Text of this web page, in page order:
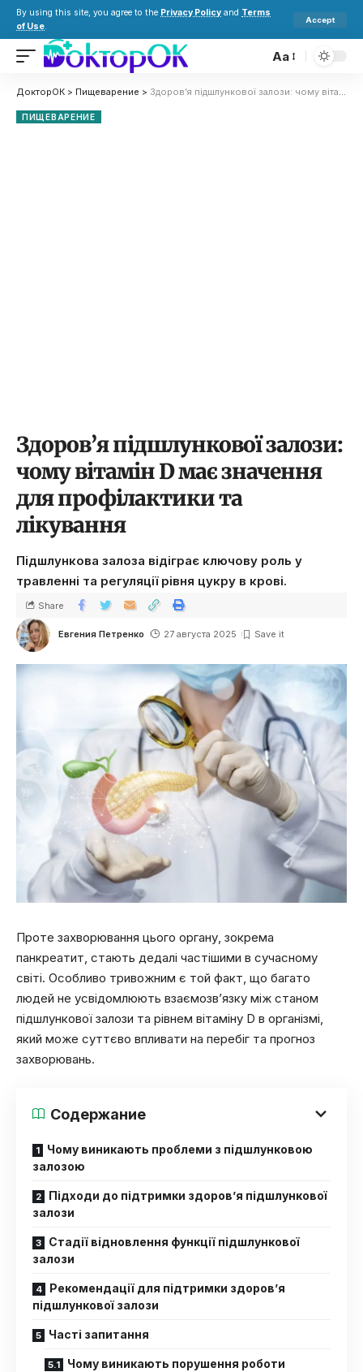
By using this site, you agree to the Privacy Policy and Terms
of Use.
Accept
Aa
ДокторОК > Пищеварение > Здоров’я підшлункової залози: чому вітамін D має значення для профілактики та лікування
ПИЩЕВАРЕНИЕ
Здоров’я підшлункової залози:
чому вітамін D має значення
для профілактики та
лікування
Підшлункова залоза відіграє ключову роль у
травленні та регуляції рівня цукру в крові.
Евгения Петренко 27 августа 2025
Share
Проте захворювання цього органу, зокрема
панкреатит, стають дедалі частішими в сучасному
світі. Особливо тривожним є той факт, що багато
людей не усвідомлюють взаємозв’язку між станом
підшлункової залози та рівнем вітаміну D в організмі,
який може суттєво впливати на перебіг та прогноз
захворювань.
Содержание
Чому виникають проблеми з підшлунковою
залозою
Підходи до підтримки здоров’я підшлункової
залози
Стадії відновлення функції підшлункової
залози
Рекомендації для підтримки здоров’я
підшлункової залози
Часті запитання
Чому виникають порушення роботи